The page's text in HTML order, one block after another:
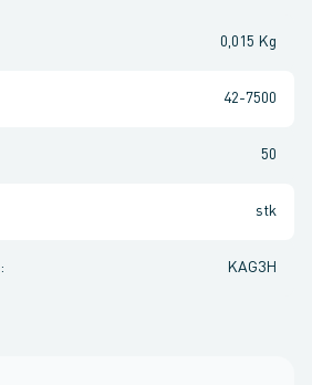
0,015 Kg
42-7500
50
stk
: KAG3H